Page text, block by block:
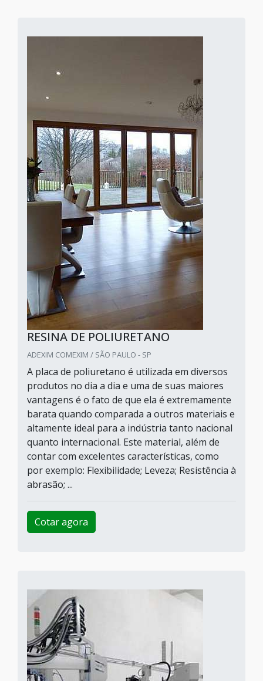
RESINA DE POLIURETANO
ADEXIM COMEXIM / SÃO PAULO - SP
A placa de poliuretano é utilizada em diversos
produtos no dia a dia e uma de suas maiores
vantagens é o fato de que ela é extremamente
barata quando comparada a outros materiais e
altamente ideal para a indústria tanto nacional
quanto internacional. Este material, além de
contar com excelentes características, como
por exemplo: Flexibilidade; Leveza; Resistência à
abrasão; ...
Cotar agora